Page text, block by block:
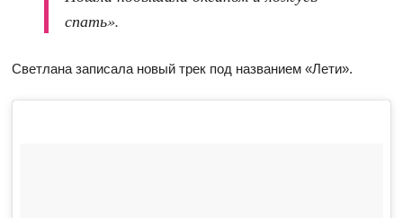
спать».
Светлана записала новый трек под названием «Лети».